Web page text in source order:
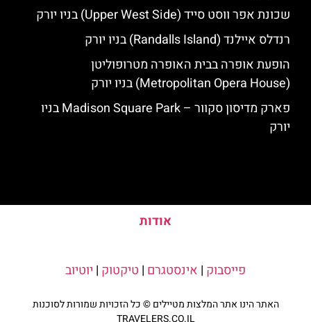
שכונת אפר ווסט סייד (Upper West Side) בניו יורק
רנדלס איילנד (Randalls Island) בניו יורק
הופעת אופרה בבית האופרה מטרופוליטן
(Metropolitan Opera House) בניו יורק
פארק מדיסון סקוור – Madison Square Park בניו
יורק
אודות
פייסבוק | אינסטגרם | טיקטוק | יוטיוב
האתר הינו אתר המלצות מטיילים © כל הזכויות שמורות לסוכנות
TRAVELERS.CO.IL